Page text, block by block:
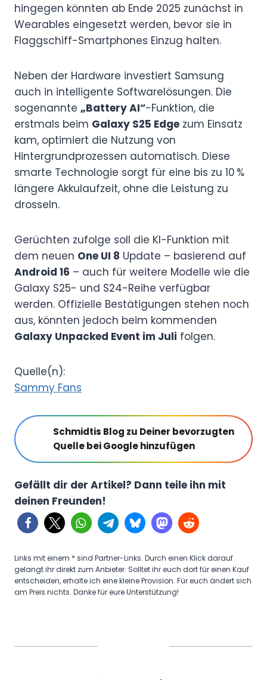
hingegen könnten ab Ende 2025 zunächst in
Wearables eingesetzt werden, bevor sie in
Flaggschiff-Smartphones Einzug halten.
Neben der Hardware investiert Samsung
auch in intelligente Softwarelösungen. Die
sogenannte „Battery AI“-Funktion, die
erstmals beim Galaxy S25 Edge zum Einsatz
kam, optimiert die Nutzung von
Hintergrundprozessen automatisch. Diese
smarte Technologie sorgt für eine bis zu 10 %
längere Akkulaufzeit, ohne die Leistung zu
drosseln.
Gerüchten zufolge soll die KI-Funktion mit
dem neuen One UI 8 Update – basierend auf
Android 16 – auch für weitere Modelle wie die
Galaxy S25- und S24-Reihe verfügbar
werden. Offizielle Bestätigungen stehen noch
aus, könnten jedoch beim kommenden
Galaxy Unpacked Event im Juli folgen.
Quelle(n):
Sammy Fans
Schmidtis Blog zu Deiner bevorzugten
Quelle bei Google hinzufügen
Gefällt dir der Artikel? Dann teile ihn mit
deinen Freunden!
Links mit einem * sind Partner-Links. Durch einen Klick darauf
gelangt ihr direkt zum Anbieter. Solltet ihr euch dort für einen Kauf
entscheiden, erhalte ich eine kleine Provision. Für euch ändert sich
am Preis nichts. Danke für eure Unterstützung!